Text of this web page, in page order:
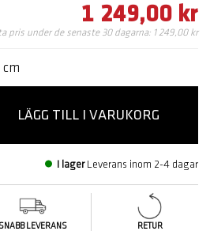
1 249,00 kr
pris under de senaste 30 dagarna: 1 249,00 kr
cm
LÄGG TILL I VARUKORG
I lager Leverans inom 2-4 dagar
SNABB LEVERANS
RETUR